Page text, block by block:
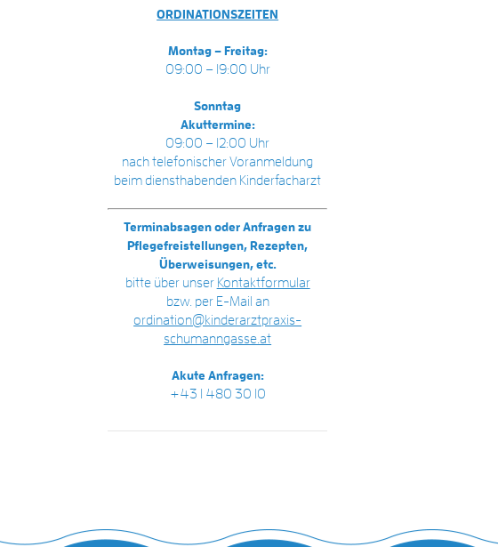
ORDINATIONSZEITEN
Montag – Freitag:
09:00 – 19:00 Uhr
Sonntag
Akuttermine:
09:00 – 12:00 Uhr
nach telefonischer Voranmeldung
beim diensthabenden Kinderfacharzt
Terminabsagen oder Anfragen zu
Pflegefreistellungen, Rezepten,
Überweisungen, etc.
bitte über unser Kontaktformular
bzw. per E-Mail an
ordination@kinderarztpraxis-
schumanngasse.at
Akute Anfragen:
+43 1 480 30 10